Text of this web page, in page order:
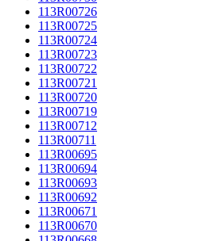
113R00726
113R00725
113R00724
113R00723
113R00722
113R00721
113R00720
113R00719
113R00712
113R00711
113R00695
113R00694
113R00693
113R00692
113R00671
113R00670